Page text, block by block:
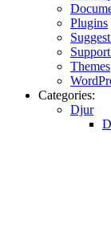
Plugins
Themes
Categories:
Djur